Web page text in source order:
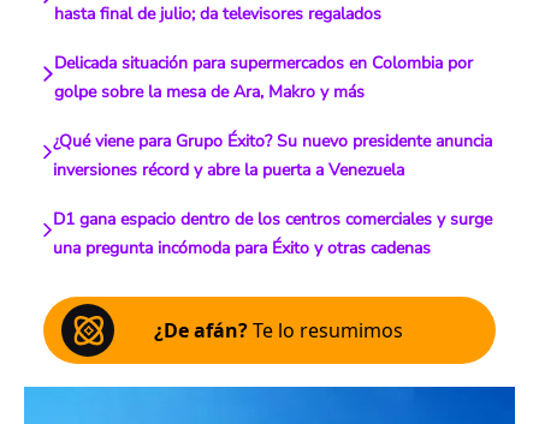
hasta final de julio; da televisores regalados
Delicada situación para supermercados en Colombia por
golpe sobre la mesa de Ara, Makro y más
¿Qué viene para Grupo Éxito? Su nuevo presidente anuncia
inversiones récord y abre la puerta a Venezuela
D1 gana espacio dentro de los centros comerciales y surge
una pregunta incómoda para Éxito y otras cadenas
¿De afán?Te lo resumimos